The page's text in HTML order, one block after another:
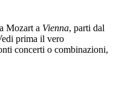
Mozart a Vienna, parti dal
prima il vero
concerti o combinazioni,